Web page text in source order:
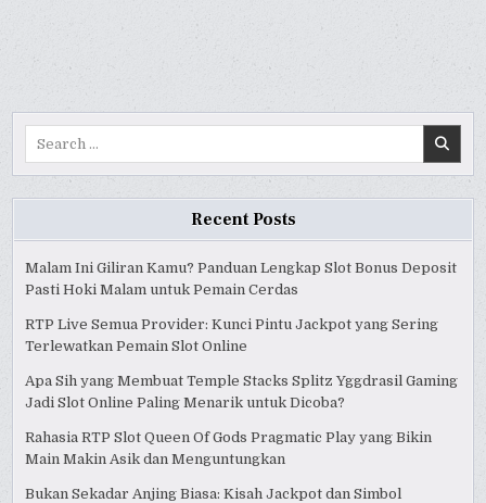
Recent Posts
Malam Ini Giliran Kamu? Panduan Lengkap Slot Bonus Deposit
Pasti Hoki Malam untuk Pemain Cerdas
RTP Live Semua Provider: Kunci Pintu Jackpot yang Sering
Terlewatkan Pemain Slot Online
Apa Sih yang Membuat Temple Stacks Splitz Yggdrasil Gaming
Jadi Slot Online Paling Menarik untuk Dicoba?
Rahasia RTP Slot Queen Of Gods Pragmatic Play yang Bikin
Main Makin Asik dan Menguntungkan
Bukan Sekadar Anjing Biasa: Kisah Jackpot dan Simbol